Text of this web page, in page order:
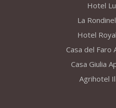
Hotel
La
Hotel
Casa del Faro
Casa Giulia
Agrihotel